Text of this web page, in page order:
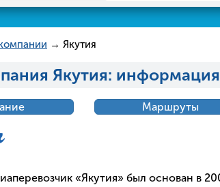
→ Якутия
Якутия:
Маршруты
«Якутия» был основан в